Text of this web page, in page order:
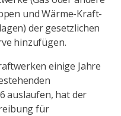
und Wärme-Kraft-
der gesetzlichen
hinzufügen.
einige Jahre
auslaufen, hat der
für